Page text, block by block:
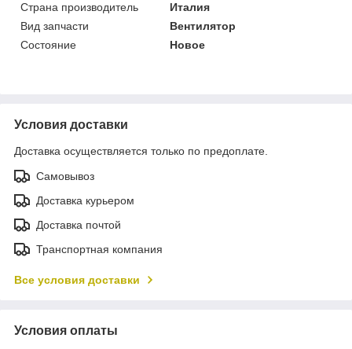
Страна производитель
Италия
Вид запчасти
Вентилятор
Состояние
Новое
Условия доставки
Доставка осуществляется только по предоплате.
Самовывоз
Доставка курьером
Доставка почтой
Транспортная компания
Все условия доставки
Условия оплаты